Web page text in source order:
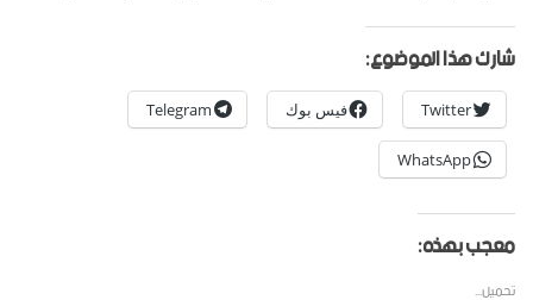
شارك هذا الموضوع:
Twitter فيس بوك Telegram
WhatsApp
معجب بهذه:
تحميل...